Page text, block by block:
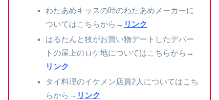
わたあめキッスの時のわたあめメーカーに
ついてはこちらから→ リンク
はるたんと牧がお買い物デートしたデパー
トの屋上のロケ地についてはこちらから→
リンク
タイ料理のイケメン店員2人についてはこち
らから→ リンク